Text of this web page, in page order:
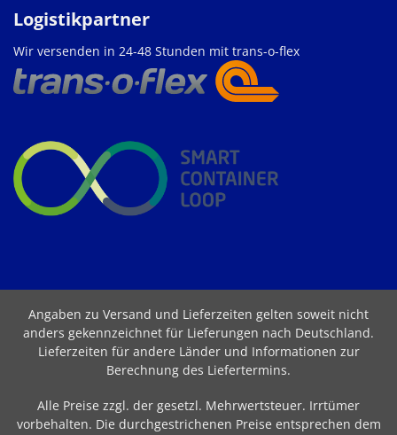
Logistikpartner
Wir versenden in 24-48 Stunden mit trans-o-flex
Angaben zu Versand und Lieferzeiten gelten soweit nicht
anders gekennzeichnet für Lieferungen nach Deutschland.
Lieferzeiten für andere Länder und Informationen zur
Berechnung des Liefertermins.
Alle Preise zzgl. der gesetzl. Mehrwertsteuer. Irrtümer
vorbehalten. Die durchgestrichenen Preise entsprechen dem